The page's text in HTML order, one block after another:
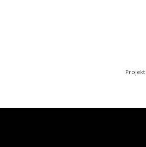
Projekt